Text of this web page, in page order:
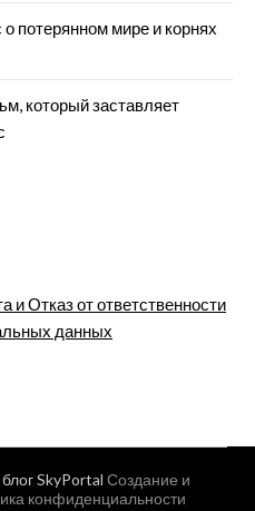
потерянном мире и корнях
который заставляет
и Отказ от ответственности
данных
SkyPortal Создание и
конфиденциальности